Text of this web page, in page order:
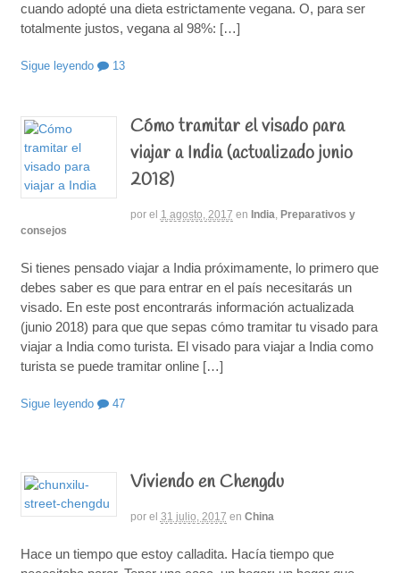
cuando adopté una dieta estrictamente vegana. O, para ser
totalmente justos, vegana al 98%: […]
Sigue leyendo 13
Cómo tramitar el visado para
viajar a India (actualizado junio
2018)
por el 1 agosto, 2017 en India, Preparativos y
consejos
Si tienes pensado viajar a India próximamente, lo primero que
debes saber es que para entrar en el país necesitarás un
visado. En este post encontrarás información actualizada
(junio 2018) para que que sepas cómo tramitar tu visado para
viajar a India como turista. El visado para viajar a India como
turista se puede tramitar online […]
Sigue leyendo 47
Viviendo en Chengdu
por el 31 julio, 2017 en China
Hace un tiempo que estoy calladita. Hacía tiempo que